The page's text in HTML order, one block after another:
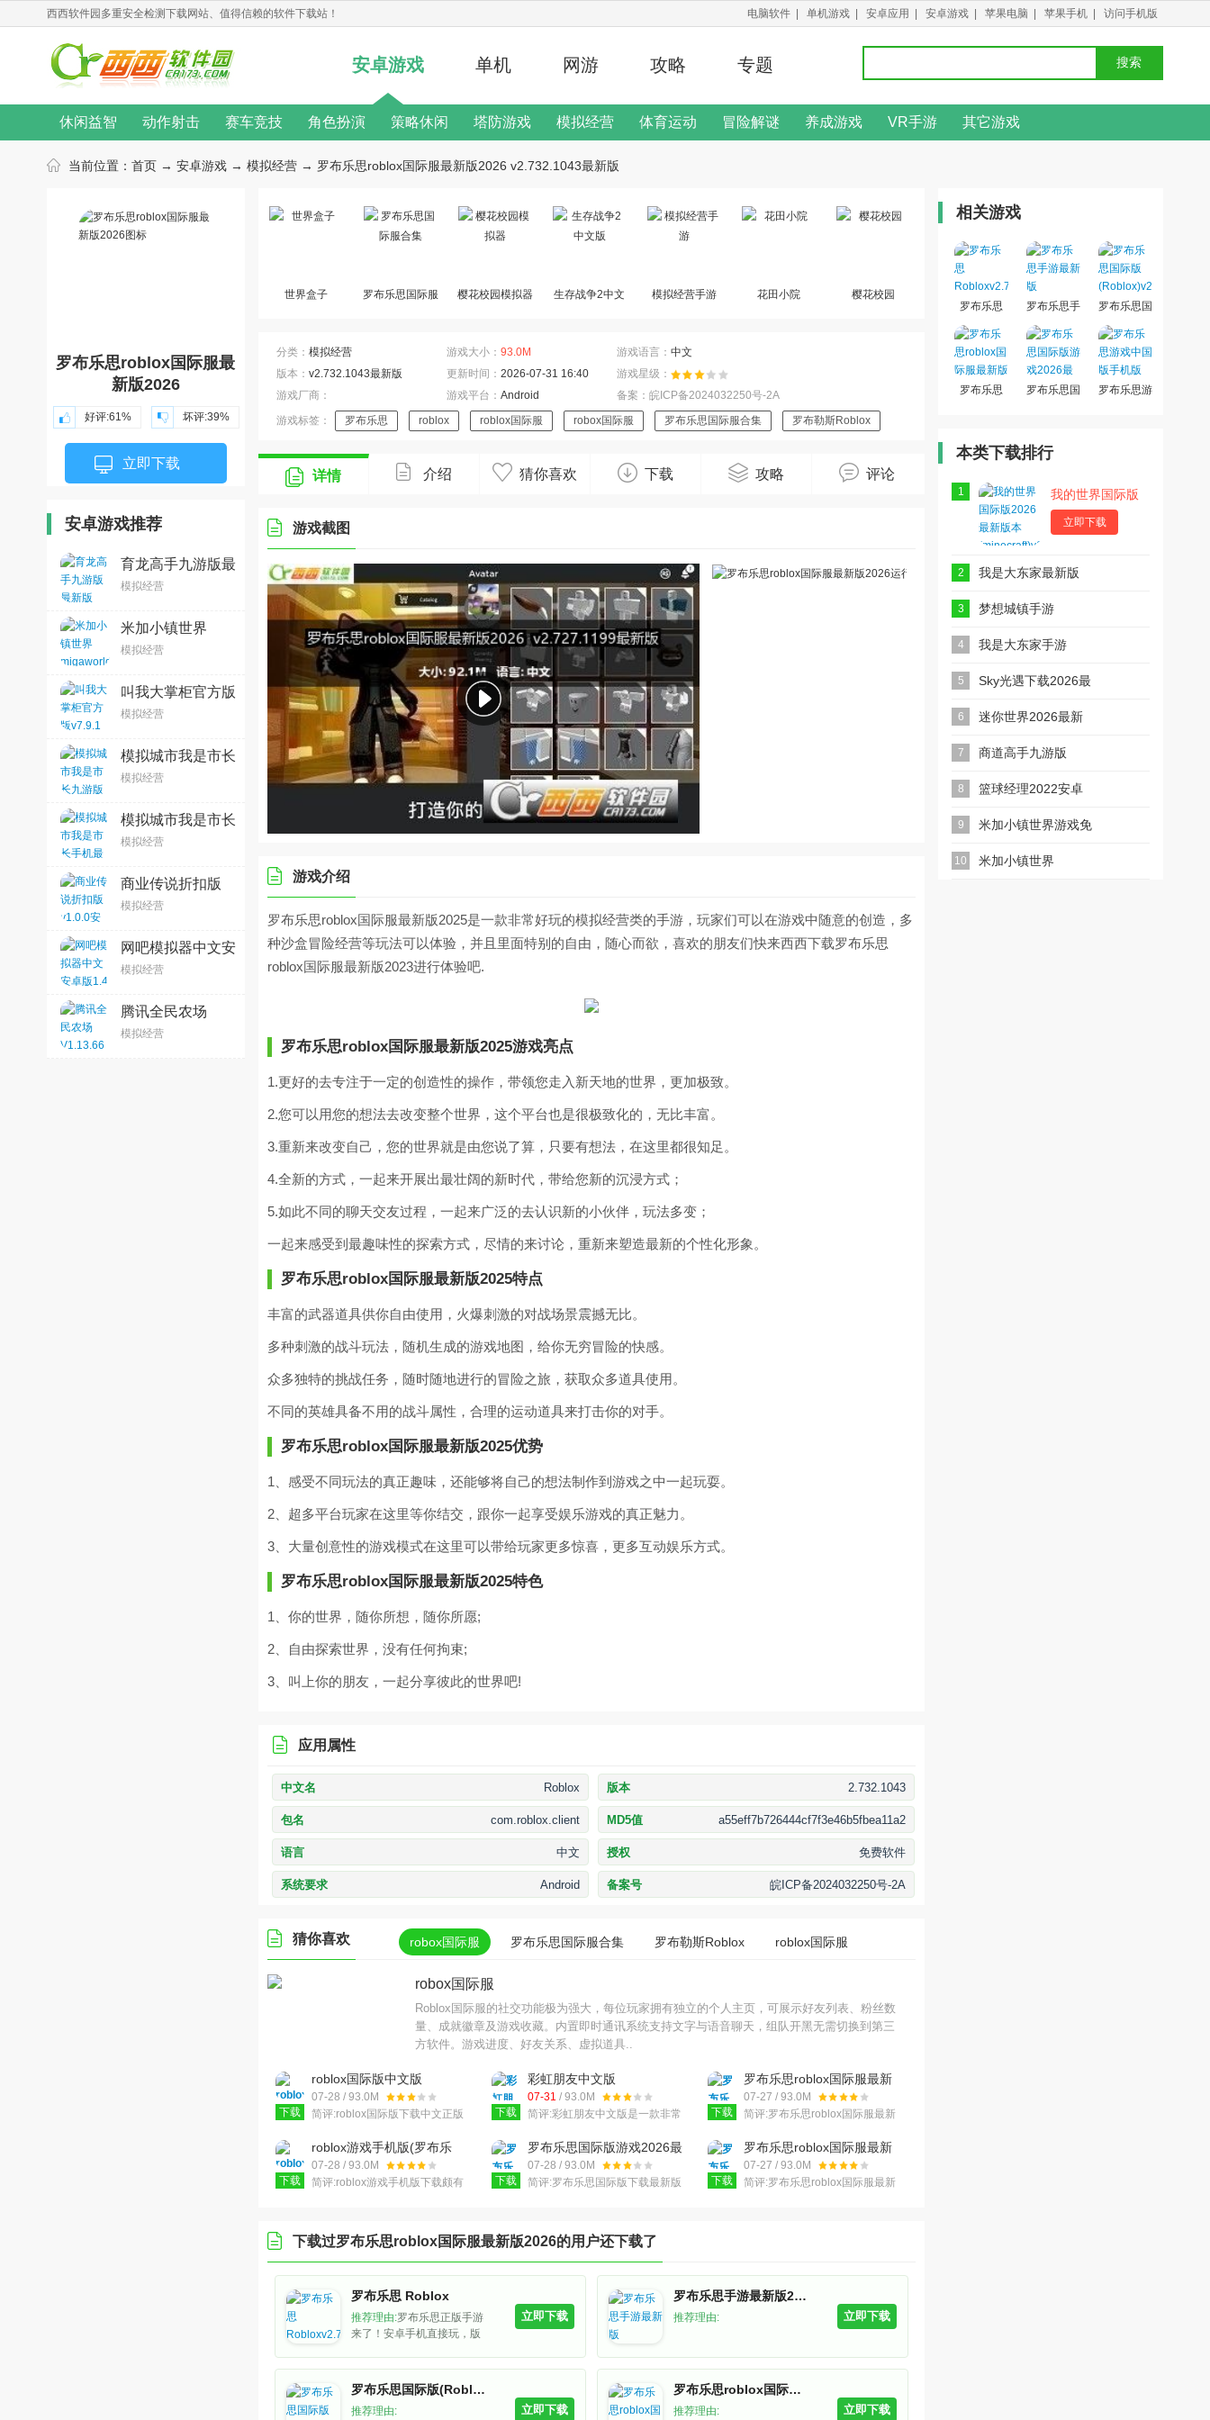
西西软件园 多重安全检测下载网站、值得信赖的软件下载站！ 电脑软件 单机游戏 安卓应用 安卓游戏 苹果电脑 苹果手机 访问手机版
安卓游戏 单机 网游 攻略 专题 搜索
休闲益智 动作射击 赛车竞技 角色扮演 策略休闲 塔防游戏 模拟经营 体育运动 冒险解谜 养成游戏 VR手游 其它游戏
无限金币 桌游游戏 单机游戏 汉化游戏 修改器
游戏新闻 游戏攻略 游戏说明
当前位置： 首页 → 安卓游戏 → 模拟经营 → 罗布乐思roblox国际服最新版2026 v2.732.1043最新版
罗布乐思roblox国际服最
新版2026
好评:61% 坏评:39%
立即下载
安卓游戏推荐
育龙高手九游版最
新版v2.9.38安卓
版
模拟经营
米加小镇世界
migaworld下载无
广告1.101v1.101
模拟经营
叫我大掌柜官方版
v7.9.1 2026官方
中文版
模拟经营
模拟城市我是市长
九游版2025最新
版
模拟经营
模拟城市我是市长
手机最新版
v1.5.21429.32009
模拟经营
商业传说折扣版
v1.0.0安卓版
模拟经营
网吧模拟器中文安
卓版1.4
模拟经营
腾讯全民农场
V1.13.66 官方安
卓版
模拟经营
世界盒子
罗布乐思国际服
樱花校园模拟器
生存战争2中文
模拟经营手游 花田小院 樱花校园
分类： 模拟经营 游戏大小： 93.0M 游戏语言： 中文
版本： v2.732.1043最新版 更新时间： 2026-07-31 16:40
游戏星级：
游戏厂商：
游戏平台： Android
备案：皖ICP备2024032250号-2A
游戏标签：
罗布乐思 roblox roblox国际服 robox国际服 罗布乐思国际服合集
罗布勒斯Roblox
详情 介绍 猜你喜欢 下载 攻略 评论
游戏截图
游戏介绍
罗布乐思roblox国际服最新版2025是一款非常好玩的模拟经营类的手游，玩家们可以在游戏中随意的创造，多
种沙盒冒险经营等玩法可以体验，并且里面特别的自由，随心而欲，喜欢的朋友们快来西西下载罗布乐思
roblox国际服最新版2023进行体验吧.
罗布乐思roblox国际服最新版2025游戏亮点
1.更好的去专注于一定的创造性的操作，带领您走入新天地的世界，更加极致。
2.您可以用您的想法去改变整个世界，这个平台也是很极致化的，无比丰富。
3.重新来改变自己，您的世界就是由您说了算，只要有想法，在这里都很知足。
4.全新的方式，一起来开展出最壮阔的新时代，带给您新的沉浸方式；
5.如此不同的聊天交友过程，一起来广泛的去认识新的小伙伴，玩法多变；
一起来感受到最趣味性的探索方式，尽情的来讨论，重新来塑造最新的个性化形象。
罗布乐思roblox国际服最新版2025特点
丰富的武器道具供你自由使用，火爆刺激的对战场景震撼无比。
多种刺激的战斗玩法，随机生成的游戏地图，给你无穷冒险的快感。
众多独特的挑战任务，随时随地进行的冒险之旅，获取众多道具使用。
不同的英雄具备不用的战斗属性，合理的运动道具来打击你的对手。
罗布乐思roblox国际服最新版2025优势
1、感受不同玩法的真正趣味，还能够将自己的想法制作到游戏之中一起玩耍。
2、超多平台玩家在这里等你结交，跟你一起享受娱乐游戏的真正魅力。
3、大量创意性的游戏模式在这里可以带给玩家更多惊喜，更多互动娱乐方式。
罗布乐思roblox国际服最新版2025特色
1、你的世界，随你所想，随你所愿;
2、自由探索世界，没有任何拘束;
3、叫上你的朋友，一起分享彼此的世界吧!
应用属性
中文名 Roblox 版本 2.732.1043
包名 com.roblox.client MD5值 a55eff7b726444cf7f3e46b5fbea11a2
语言 中文 授权 免费软件
系统要求 Android 备案号 皖ICP备2024032250号-2A
猜你喜欢 robox国际服 罗布乐思国际服合集 罗布勒斯Roblox roblox国际服
robox国际服
Roblox国际服的社交功能极为强大，每位玩家拥有独立的个人主页，可展示好友列表、粉丝数
量、成就徽章及游戏收藏。内置即时通讯系统支持文字与语音聊天，组队开黑无需切换到第三
方软件。游戏进度、好友关系、虚拟道具..
下载
roblox国际版中文版
2026v2.731.944
07-28 / 93.0M
简评:roblox国际版下载中文正版
家可以在这里创造、战斗，游戏
玩法十分自由，沙盒式
下载
彩虹朋友中文版
(Roblox)v2.732.1043安卓
版
07-31 / 93.0M
简评:彩虹朋友中文版是一款非常
通游戏场景画面，融入了精彩的
剧情故事，丰富的游戏玩
下载
罗布乐思roblox国际服最新
版中文v2.731.944安卓版
07-27 / 93.0M
简评:罗布乐思roblox国际服最新
系列游戏，游戏中玩家能体验到
久违的传奇沙盒冒险世
下载
roblox游戏手机版(罗布乐
思)v2.731.944安卓版
07-28 / 93.0M
简评:roblox游戏手机版下载颇有
下载
罗布乐思国际版游戏2026最
新版v2.731.944安卓版
07-28 / 93.0M
简评:罗布乐思国际版下载最新版
下载
罗布乐思roblox国际服最新
版官方正版v2.731.944
07-27 / 93.0M
简评:罗布乐思roblox国际服最新
下载过罗布乐思roblox国际服最新版2026的用户还下载了
罗布乐思 Roblox
推荐理由:罗布乐思正版手游
来了！安卓手机直接玩，版
玩的游戏和冒险等你来，下
载就能玩，赶紧试试吧！
立即下载
罗布乐思手游最新版2026
推荐理由: 立即下载
罗布乐思国际版(Roblox)
推荐理由: 立即下载
罗布乐思roblox国际服最新版中文
推荐理由: 立即下载
相关游戏
罗布乐思
罗布乐思手
2026
罗布乐思国
(Roblox)
罗布乐思
罗布乐思国
罗布乐思游
本类下载排行
1
我的世界国际版
2026最新版本
(minecraft)
立即下载
2 我是大东家最新版
3 梦想城镇手游
4 我是大东家手游
5 Sky光遇下载2026最
新版
6 迷你世界2026最新
版
7 商道高手九游版
8 篮球经理2022安卓
版
9 米加小镇世界游戏免
费全解锁完整版
10 米加小镇世界